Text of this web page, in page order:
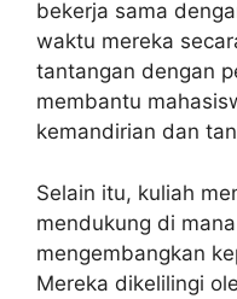
bekerja sama
waktu mereka
tantangan dengan
membantu
kemandirian dan
Selain itu, kuliah
mendukung di
mengembangkan
Mereka dikelilingi